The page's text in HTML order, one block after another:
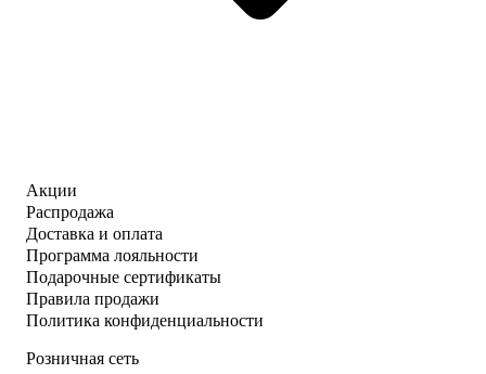
Акции
Распродажа
Доставка и оплата
Программа лояльности
Подарочные сертификаты
Правила продажи
Политика конфиденциальности
Розничная сеть